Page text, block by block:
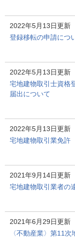
2022年5月13日更新
登録移転の申請につ
2022年5月13日更新
宅地建物取引士資格
届出について
2022年5月13日更新
宅地建物取引業免
2021年9月14日更新
宅地建物取引業者の
2021年6月29日更新
〈不動産業〉第11